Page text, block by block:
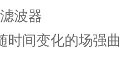
波器
时间变化的场强